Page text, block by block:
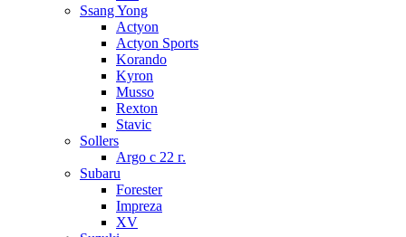
Ssang Yong
Actyon
Actyon Sports
Korando
Kyron
Musso
Rexton
Stavic
Sollers
Argo с 22 г.
Subaru
Forester
Impreza
XV